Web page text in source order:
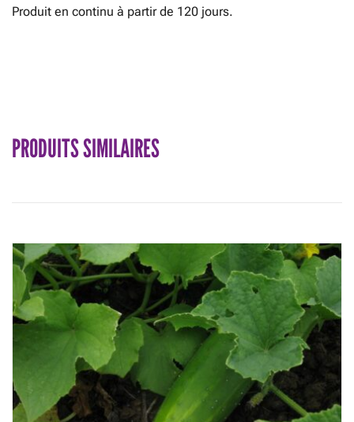
Produit en continu à partir de 120 jours.
PRODUITS SIMILAIRES